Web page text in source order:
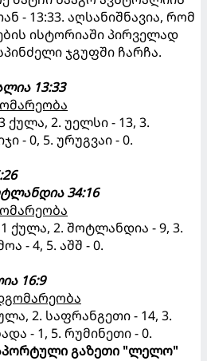
- 13:33. აღსანიშნავია, რომ
ისტორიაში პირველად
ჯგუფში ჩარჩა.
13:33
ქულა, 2. უელსი - 13, 3.
- 0, 5. ურუგვაი - 0.
34:16
ქულა, 2. შოტლანდია - 9, 3.
- 4, 5. აშშ - 0.
16:9
2. საფრანგეთი - 14, 3.
- 1, 5. რუმინეთი - 0.
გაზეთი "ლელო"